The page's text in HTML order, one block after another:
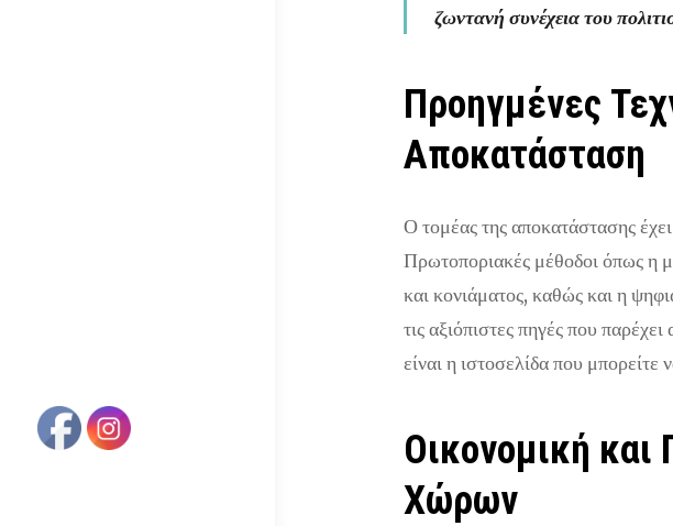
ζωντανή συνέχεια του
Προηγμένες
Αποκατάσταση
Ο τομέας της αποκατάστασης
Πρωτοποριακές μέθοδοι όπως η
και κονιάματος, καθώς και η
τις αξιόπιστες πηγές που
είναι η ιστοσελίδα που μπορείτε
Οικονομική και
Χώρων